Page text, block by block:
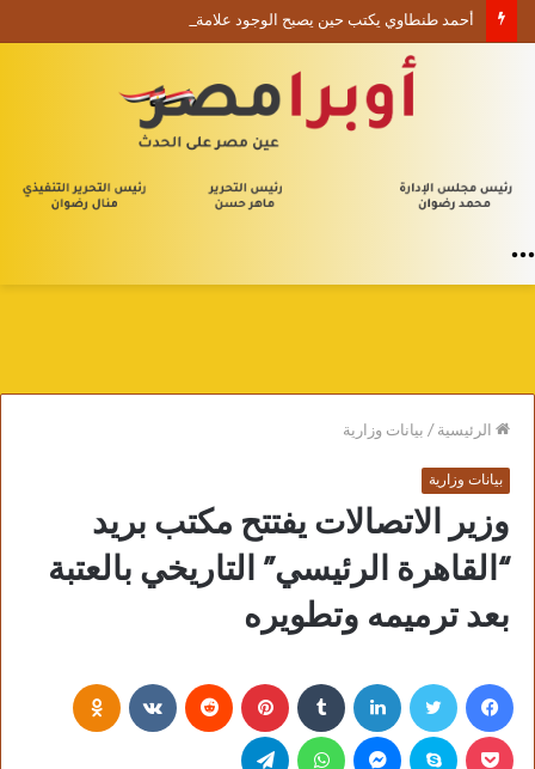
أحمد طنطاوي يكتب حين يصبح الوجود علامة استفهام
الرئيسية/بيانات وزارية
بيانات وزارية
وزير الاتصالات يفتتح مكتب بريد
“القاهرة الرئيسي” التاريخي بالعتبة
بعد ترميمه وتطويره